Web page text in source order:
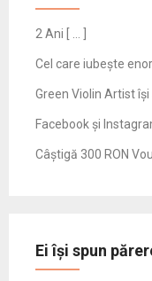
2 Ani [ … ]
Cel care iubește
Green Violin Artist
Facebook și
Câștigă 300 RON
Ei își spun